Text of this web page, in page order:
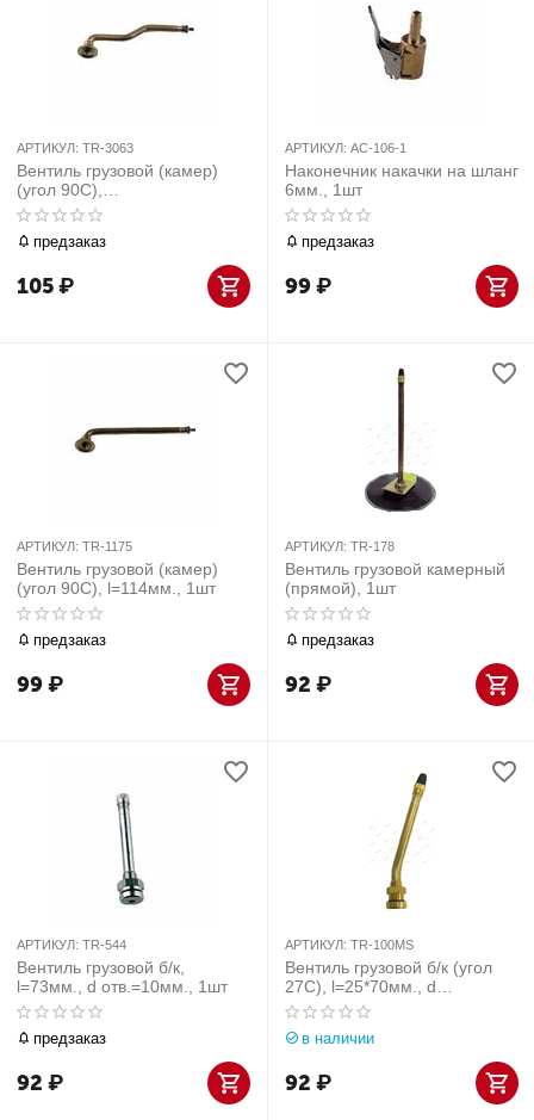
АРТИКУЛ: TR-3063
Вентиль грузовой (камер)
(угол 90С),
l=46*20,5*47,5мм., 1шт
предзаказ
105₽
АРТИКУЛ: AC-106-1
Наконечник накачки на шланг
6мм., 1шт
предзаказ
99₽
АРТИКУЛ: TR-1175
Вентиль грузовой (камер)
(угол 90С), l=114мм., 1шт
предзаказ
99₽
АРТИКУЛ: TR-178
Вентиль грузовой камерный
(прямой), 1шт
предзаказ
92 ₽
АРТИКУЛ: TR-544
Вентиль грузовой б/к,
l=73мм., d отв.=10мм., 1шт
предзаказ
92 ₽
АРТИКУЛ: TR-100MS
Вентиль грузовой б/к (угол
27С), l=25*70мм., d
отв.=10мм., 1шт
в наличии
92 ₽